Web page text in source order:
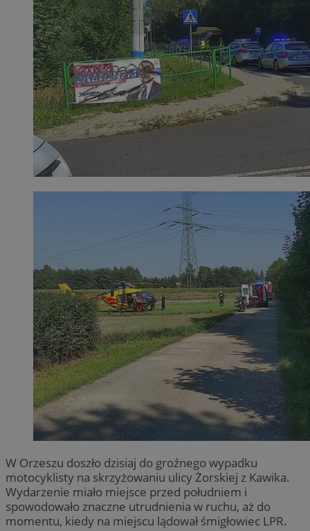
W Orzeszu doszło dzisiaj do groźnego wypadku
motocyklisty na skrzyżowaniu ulicy Żorskiej z Kawika.
Wydarzenie miało miejsce przed południem i
spowodowało znaczne utrudnienia w ruchu, aż do
momentu, kiedy na miejscu lądował śmigłowiec LPR.